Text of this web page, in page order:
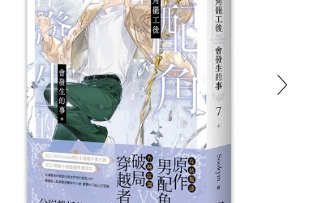
工後會發生的事04
NT$400。
NT$340目
前
價
格：
NT$340。
工後會發生的事02